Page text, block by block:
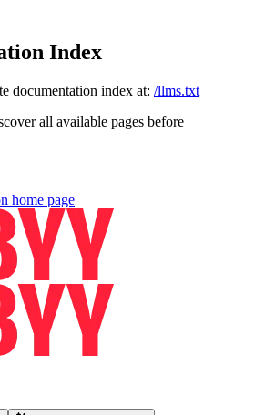
Index
documentation index at: /llms.txt
all available pages before
home page